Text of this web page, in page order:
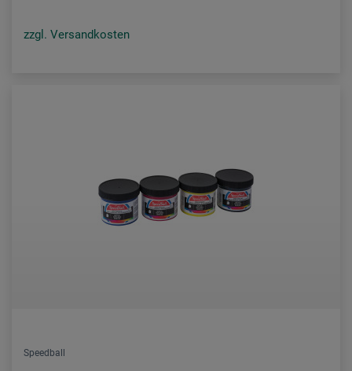
zzgl. Versandkosten
Speedball